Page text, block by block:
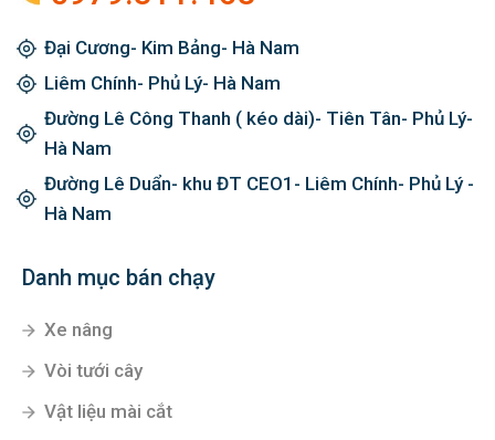
Đại Cương- Kim Bảng- Hà Nam
Liêm Chính- Phủ Lý- Hà Nam
Đường Lê Công Thanh ( kéo dài)- Tiên Tân- Phủ Lý-
Hà Nam
Đường Lê Duẩn- khu ĐT CEO1- Liêm Chính- Phủ Lý -
Hà Nam
Danh mục bán chạy
Xe nâng
Vòi tưới cây
Vật liệu mài cắt